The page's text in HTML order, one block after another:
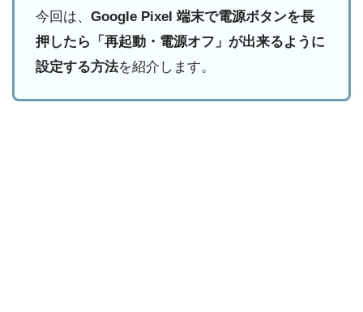
今回は、 Google Pixel 端末で電源ボタンを長
押したら「再起動・電源オフ」が出来るように
設定する方法を紹介します。